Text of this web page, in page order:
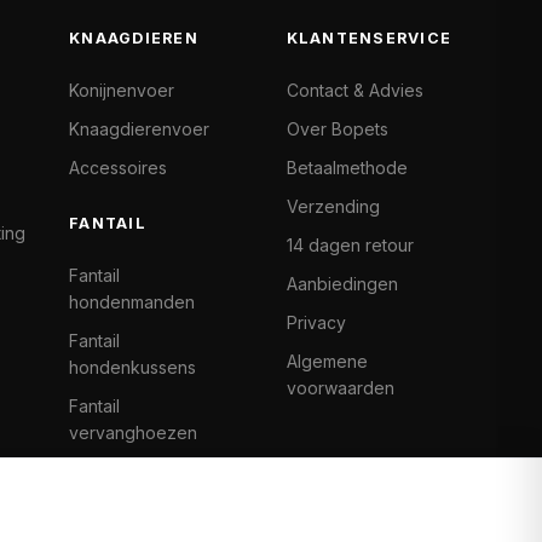
KNAAGDIEREN
Konijnenvoer
Knaagdierenvoer
Accessoires
FANTAIL
Fantail
hondenmanden
Fantail
hondenkussens
Fantail
vervanghoezen
KLANTENSERVICE
Contact & Advies
Over Bopets
Betaalmethode
Verzending
14 dagen retour
Aanbiedingen
Privacy
Algemene
voorwaarden